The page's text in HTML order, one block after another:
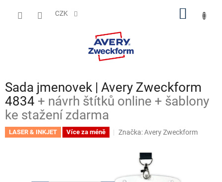
CZK
Sada jmenovek | Avery Zweckform
4834 + návrh štítků online + šablony
ke stažení zdarma
LASER & INKJET Více za méně Značka:Avery Zweckform